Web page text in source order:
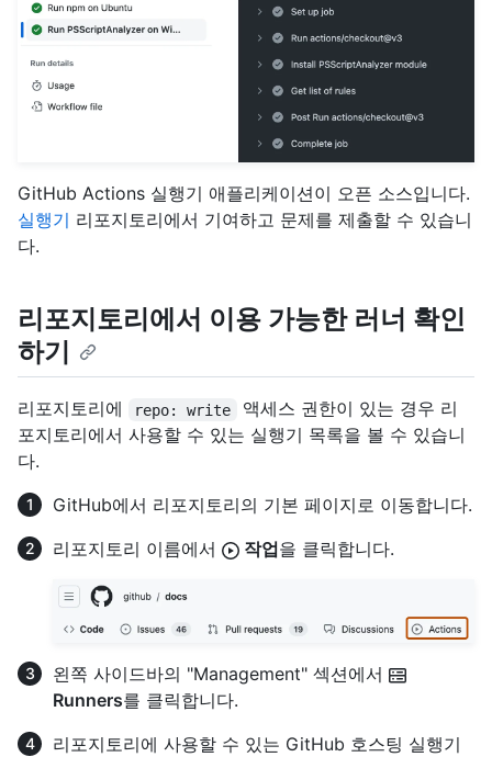
GitHub Actions 실행기 애플리케이션이 오픈 소스입니다.
실행기 리포지토리에서 기여하고 문제를 제출할 수 있습니
다.
리포지토리에서 이용 가능한 러너 확인
하기
리포지토리에 repo: write
액세스 권한이 있는 경우 리
포지토리에서 사용할 수 있는 실행기 목록을 볼 수 있습니
다.
GitHub에서 리포지토리의 기본 페이지로 이동합니다.
리포지토리 이름에서
작업을 클릭합니다.
왼쪽 사이드바의 "Management" 섹션에서
Runners를 클릭합니다.
리포지토리에 사용할 수 있는 GitHub 호스팅 실행기